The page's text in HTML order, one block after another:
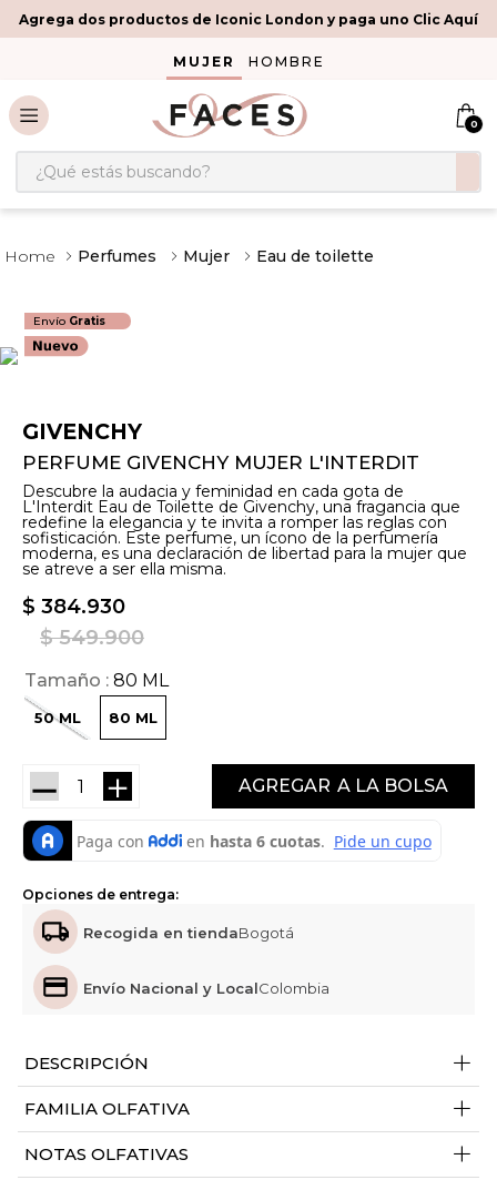
Agrega dos productos de Iconic London y paga uno Clic Aquí
MUJER HOMBRE
0
¿Qué estás buscando?
Perfumes Mujer Eau de toilette
Envío Gratis
GIVENCHY
PERFUME GIVENCHY MUJER L'INTERDIT
Descubre la audacia y feminidad en cada gota de
L'Interdit Eau de Toilette de Givenchy, una fragancia que
redefine la elegancia y te invita a romper las reglas con
sofisticación. Este perfume, un ícono de la perfumería
moderna, es una declaración de libertad para la mujer que
se atreve a ser ella misma.
$ 384.930
$ 549.900
Tamaño 80 ML
50 ML 80 ML
＋
－ AGREGAR
Opciones de entrega:
Recogida en tiendaBogotá
Envío Nacional y LocalColombia
DESCRIPCIÓN +
FAMILIA OLFATIVA +
NOTAS OLFATIVAS +